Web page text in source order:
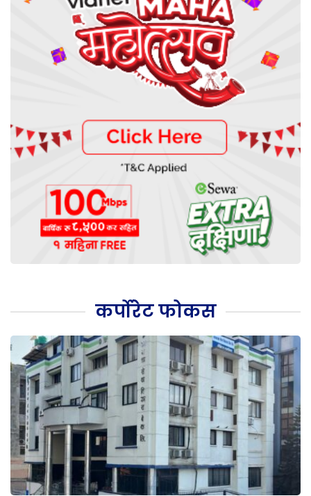
कर्पोरेट फोकस